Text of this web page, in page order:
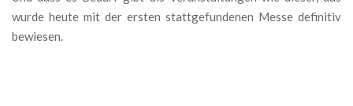
wurde heute mit der ersten stattgefundenen Messe definitiv
bewiesen.